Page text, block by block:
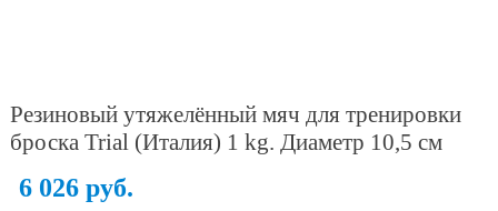
Резиновый утяжелённый мяч для тренировки
броска Trial (Италия) 1 kg. Диаметр 10,5 см
6 026 руб.